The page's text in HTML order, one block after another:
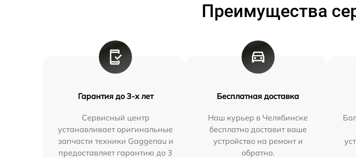
Преимущества
Гарантия до 3-х лет
Сервисный центр
устанавливает оригинальные
запчасти техники Gaggenau и
предоставляет гарантию до 3
Бесплатная доставка
Наш курьер в Челябинске
бесплатно доставит ваше
устройство на ремонт и
обратно.